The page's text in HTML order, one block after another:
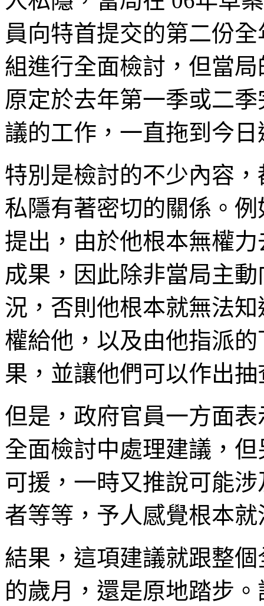
員向特首提交的第二份
組進行全面檢討，但當
原定於去年第一季或二
議的工作，一直拖到今
特別是檢討的不少內容
私隱有著密切的關係。
提出，由於他根本無權
成果，因此除非當局主
況，否則他根本就無法
權給他，以及由他指派
果，並讓他們可以作出抽
但是，政府官員一方面
全面檢討中處理建議，
可援，一時又推說可能
者等等，予人感覺根本
結果，這項建議就跟整
的歲月，還是原地踏步